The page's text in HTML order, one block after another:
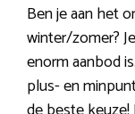
Ben je aan het
winter/zomer?
enorm aanbod
plus- en